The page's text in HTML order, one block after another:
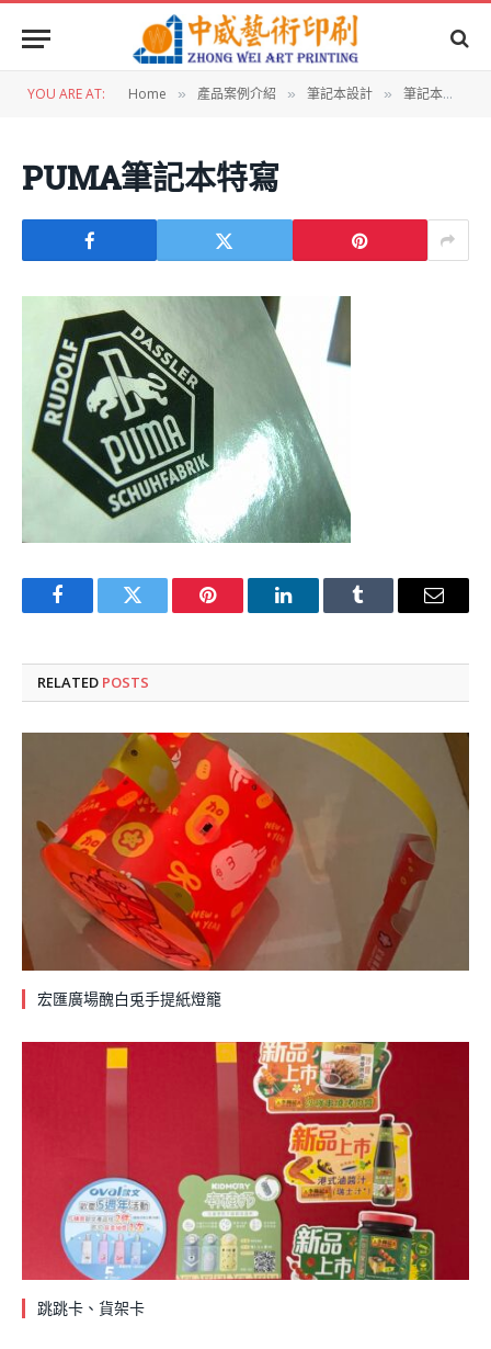
YOU ARE AT: Home » 產品案例介紹 » 筆記本設計 » 筆記本設計：PUMA精裝筆記本
PUMA筆記本特寫
FacebookTwitter Pinterest LinkedInTumblr Email
RELATED POSTS
宏匯廣場醜白兎手提紙燈籠
跳跳卡、貨架卡